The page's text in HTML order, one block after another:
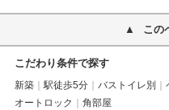
この
こだわり条件で探す
新築 駅徒歩5分 バストイレ別
オートロック
角部屋